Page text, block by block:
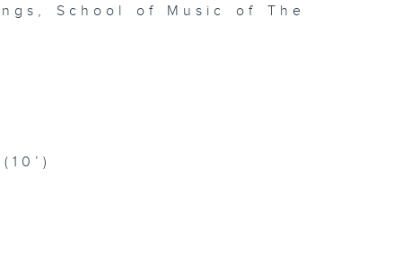
School of Music of The